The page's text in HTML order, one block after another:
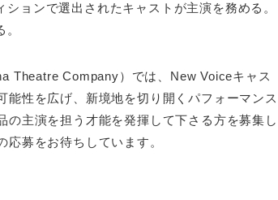
ョンで選出されたキャストが主演を務める。
Theatre Company）では、New Voiceキャス
能性を広げ、新境地を切り開くパフォーマンス
主演を担う才能を発揮して下さる方を募集し
募をお待ちしています。